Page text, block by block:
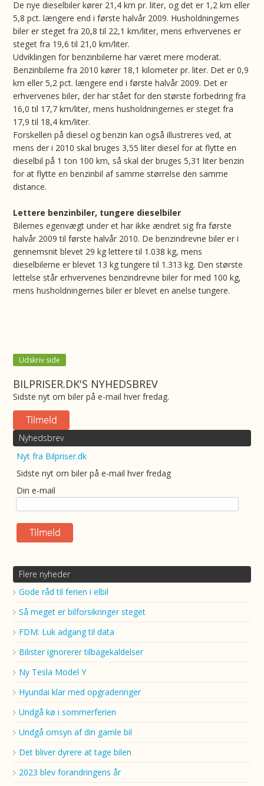
De nye dieselbiler kører 21,4 km pr. liter, og det er 1,2 km eller
5,8 pct. længere end i første halvår 2009. Husholdningernes
biler er steget fra 20,8 til 22,1 km/liter, mens erhvervenes er
steget fra 19,6 til 21,0 km/liter.
Udviklingen for benzinbilerne har været mere moderat.
Benzinbilerne fra 2010 kører 18,1 kilometer pr. liter. Det er 0,9
km eller 5,2 pct. længere end i første halvår 2009. Det er
erhvervenes biler, der har stået for den største forbedring fra
16,0 til 17,7 km/liter, mens husholdningernes er steget fra
17,9 til 18,4 km/liter.
Forskellen på diesel og benzin kan også illustreres ved, at
mens der i 2010 skal bruges 3,55 liter diesel for at flytte en
dieselbil på 1 ton 100 km, så skal der bruges 5,31 liter benzin
for at flytte en benzinbil af samme størrelse den samme
distance.
Lettere benzinbiler, tungere dieselbiler
Bilernes egenvægt under et har ikke ændret sig fra første
halvår 2009 til første halvår 2010. De benzindrevne biler er i
gennemsnit blevet 29 kg lettere til 1.038 kg, mens
dieselbilerne er blevet 13 kg tungere til 1.313 kg. Den største
lettelse står erhvervenes benzindrevne biler for med 100 kg,
mens husholdningernes biler er blevet en anelse tungere.
Udskriv side
BILPRISER.DK'S NYHEDSBREV
Sidste nyt om biler på e-mail hver fredag.
Nyhedsbrev
Nyt fra Bilpriser.dk
Sidste nyt om biler på e-mail hver fredag
Din e-mail
Flere nyheder
Gode råd til ferien i elbil
Så meget er bilforsikringer steget
FDM: Luk adgang til data
Bilister ignorerer tilbagekaldelser
Ny Tesla Model Y
Hyundai klar med opgraderinger
Undgå kø i sommerferien
Undgå omsyn af din gamle bil
Det bliver dyrere at tage bilen
2023 blev forandringens år